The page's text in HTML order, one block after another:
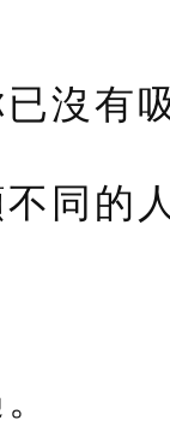
沒有
同的